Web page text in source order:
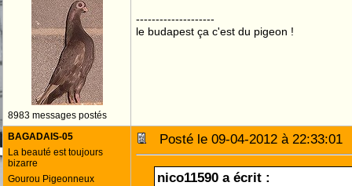
8983 messages postés
--------------------
le budapest ça c'est du pigeon !
BAGADAIS-05
La beauté est toujours
bizarre
Gourou Pigeonneux
Posté le 09-04-2012 à
nico11590 a écrit :